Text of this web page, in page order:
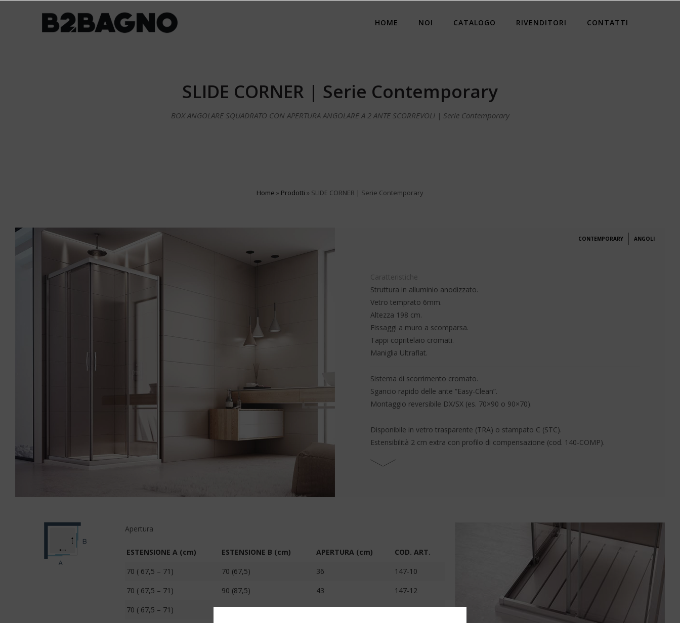
HOME NOI CATALOGO RIVENDITORI CONTATTI
SLIDE CORNER | Serie Contemporary
BOX ANGOLARE SQUADRATO CON APERTURA ANGOLARE A 2 ANTE SCORREVOLI | Serie Contemporary
Home » Prodotti » SLIDE CORNER | Serie Contemporary
ANGOLI
CONTEMPORARY
Caratteristiche
Struttura in alluminio anodizzato.
Vetro temprato 6mm.
Altezza 198 cm.
Fissaggi a muro a scomparsa.
Tappi copritelaio cromati.
Maniglia Ultraflat.
Sistema di scorrimento cromato.
Sgancio rapido delle ante “Easy-Clean”.
Montaggio reversibile DX/SX (es. 70×90 o 90×70).
Disponibile in vetro trasparente (TRA) o stampato C (STC).
Estensibilità 2 cm extra con profilo di compensazione (cod. 140-COMP).
Apertura
ESTENSIONE A (cm) ESTENSIONE B (cm) APERTURA (cm)
COD. ART.
70 ( 67,5 – 71)
70 (67,5) 36
147-10
70 ( 67,5 – 71)
90 (87,5) 43
147-12
70 ( 67,5 – 71)
100 (97,5) 47
147-14